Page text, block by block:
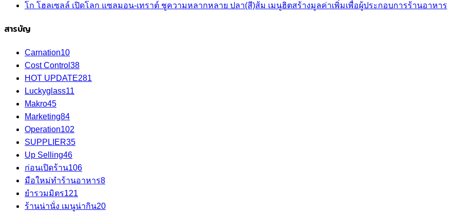
โก โฮลเซลล์ เปิดโลก แซลมอน-เทราต์ ชูความหลากหลาย ปลา(สี)ส้ม เมนูฮิตสร้างมูลค่าเพิ่มเพื่อผู้ประกอบการร้านอาหาร
สารบัญ
Carnation10
Cost Control 38
HOT UPDATE281
Luckyglass11
Makro45
Marketing84
Operation102
SUPPLIER35
Up Selling46
ก่อนเปิดร้าน106
มือใหม่ทำร้านอาหาร8
ยำรวมมิตร121
ร้านน่านั่ง เมนูน่ากิน20